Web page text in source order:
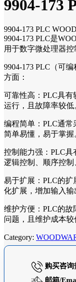
9904-173
9904-173 PLC
9904-173 PLC是
用于数字微处理器控
9904-173 PLC（可
方面：
可靠性高：PLC具
运行，且故障率较低
编程简单：PLC通
简单易懂，易于掌握
控制能力强：PLC
逻辑控制、顺序控制
易于扩展：PLC的
化扩展，增加输入输
维护方便：PLC的
问题，且维护成本较
Category:
购买咨询
邮箱/